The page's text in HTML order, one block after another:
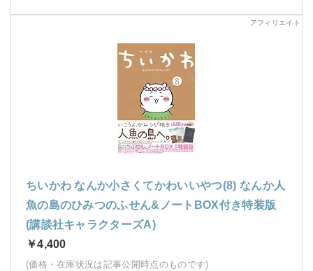
ちいかわ なんか小さくてかわいいやつ(8) なんか人
魚の島のひみつのふせん&ノートBOX付き特装版
(講談社キャラクターズA)
￥4,400
(価格・在庫状況は記事公開時点のものです)